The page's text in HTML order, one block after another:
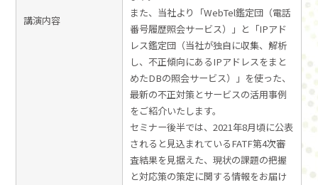
講演内容
また、当社より「WebTel鑑定団（電話
番号履歴照会サービス）」と「IPアド
レス鑑定団（当社が独自に収集、解析
し、不正傾向にあるIPアドレスをまと
めたDBの照会サービス）」を使った、
最新の不正対策とサービスの活用事例
をご紹介いたします。
セミナー後半では、2021年8月頃に公表
されると見込まれているFATF第4次審
査結果を見据えた、現状の課題の把握
と対応策の策定に関する情報をお届け